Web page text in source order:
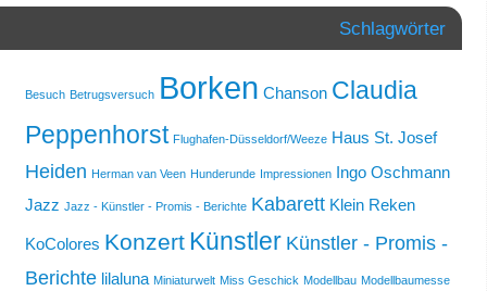
Schlagwörter
Besuch Betrugsversuch Borken Chanson Claudia
Peppenhorst Flughafen-Düsseldorf/Weeze Haus St. Josef
Heiden Herman van Veen Hunderunde Impressionen Ingo Oschmann
Jazz Jazz - Künstler - Promis - Berichte Kabarett Klein Reken
KoColores Konzert Künstler Künstler - Promis -
Berichte lilaluna Miniaturwelt Miss Geschick Modellbau Modellbaumesse